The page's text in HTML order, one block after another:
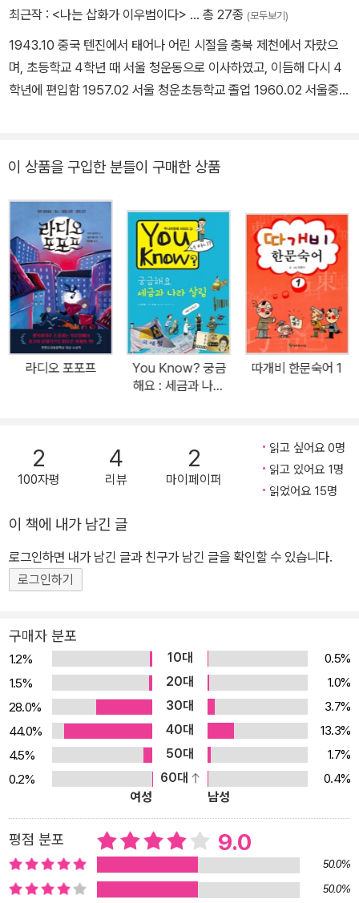
학교를 거쳐 동국대학교 국어국문학과를 졸업했다. 1970년 《현대문
지 다양한 영역을 아우르며 소설을 집필했다. 대하소설 3부작『태백산
맥』『아리랑』『한강』을 비롯해, 장편소설『천년의 질문』『풀꽃도 꽃이
다』『정글만리』『허수아비춤』『사람의 탈』『인간 연습』『비탈진 음지』
으로『누구나 홀로 선 나무』『황홀한 글감옥』『조정래의 시선』『조정래
다』를 출간했다. 또한 고등학생 손자와 함께 집필한『할아버지와 손자
의 대화』와 청소년을 위한 위인전인『신채호』『안중근』『한용운』『김
구』『박태준』『세종대왕』『이순신』을 발표했다. 현대문학상, 대한민국
문학상, 단재문학상, 노신문학상, 광주문화예술상, 만해대상, 현대불
교문학상, 심훈문학대상 등을 수상했고, 은관문화훈장을 수훈했다.
조정래 작가의 작품은 영어·프랑스어·독일어·일본어 등으로 세계 곳
곳에서 번역 출간되었고, 영화·오페라·뮤지컬·만화로 만들어졌으며,
TV 드라마 등으로도 제작되고 있다.
최근작 : <나는 삽화가 이우범이다> … 총 27종 (모두보기)
1943.10 중국 텐진에서 태어나 어린 시절을 충북 제천에서 자랐으
며, 초등학교 4학년 때 서울 청운동으로 이사하였고, 이듬해 다시 4
학년에 편입함 1957.02 서울 청운초등학교 졸업 1960.02 서울중학
간지 <학원>,<아리랑> 및 <소설계>에 삽화를 그림, 병역을 마치고
당했다. 직장과 자신 일을 병행하기가 어려워 몇 년 후 프리랜서의 길
을 선택하였다. 여성지와 학생 잡지 등에 삽화를 그렸으며, 유수한 출
판사의 동화집이나 위인전 등 아동출판물에 많은 그림을 그렸고, 초
등학교 교과서와 고등학교 교과서의 일러스트를 담당해 왔다. 동시에
국내 주요 일간지에 계속적으로 많은 신문연재소설 삽화를 그렸으며,
특히 최인호 작가와의 인연은 1972년 '바보들의 행진' 이후 30여 년
간 계속되었다. 그간 삽화가 모임인 '무지개일러스트전', 미술대학 모
임 '6.3전', 고교 미술반 모임 '서미모전' 등에 여러 해 동안 많은 작품
을 출품하였고, 무지개일러스트와 출판문화진흥원 회원이었다.
이 상품을 구입한 분들이 구매한 상품
라디오 포포프
You Know? 궁금
해요 : 세금과 나라
따개비 한문숙어 1
2
100자평
4
리뷰
2
마이페이퍼
읽고 싶어요 0명
읽고 있어요 1명
읽었어요 15명
이 책에 내가 남긴 글
로그인하면 내가 남긴 글과 친구가 남긴 글을 확인할 수 있습니다.
로그인하기
구매자 분포
1.2% 10대
0.5%
1.5%
20대
1.0%
28.0%
30대
3.7%
44.0%
40대
13.3%
4.5%
50대
1.7%
0.2%
60대
0.4%
여성
남성
평점 분포 9.0
50.0%
50.0%